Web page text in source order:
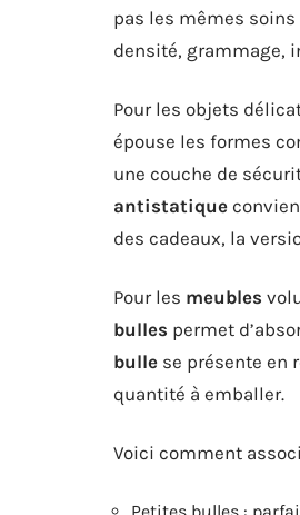
pas les mêmes
densité, grammage,
Pour les objets
épouse les formes
une couche de
antistatique
des cadeaux, la
Pour les meubles
bulles permet
bulle se présente en
quantité à emballer.
Voici comment